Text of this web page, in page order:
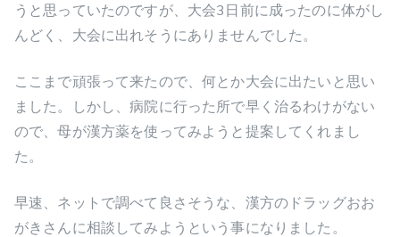
うと思っていたのですが、大会3日前に成ったのに体がし
んどく、大会に出れそうにありませんでした。
ここまで頑張って来たので、何とか大会に出たいと思い
ました。しかし、病院に行った所で早く治るわけがない
ので、母が漢方薬を使ってみようと提案してくれまし
た。
早速、ネットで調べて良さそうな、漢方のドラッグおお
がきさんに相談してみようという事になりました。